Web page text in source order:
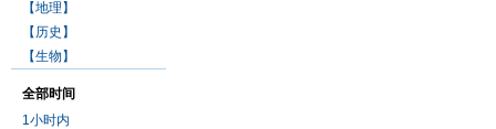
【地理】
【历史】
【生物】
全部时间
1小时内